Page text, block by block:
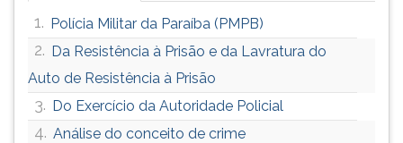
1. Polícia Militar da Paraíba (PMPB)
2. Da Resistência à Prisão e da Lavratura do
Auto de Resistência à Prisão
3. Do Exercício da Autoridade Policial
4. Análise do conceito de crime